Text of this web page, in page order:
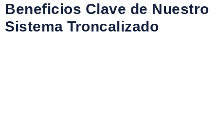
Beneficios Clave de Nuestro
Sistema Troncalizado